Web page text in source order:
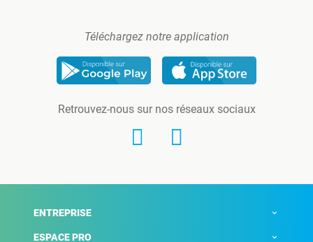
Téléchargez notre application
Retrouvez-nous sur nos réseaux sociaux
ENTREPRISE
ESPACE PRO